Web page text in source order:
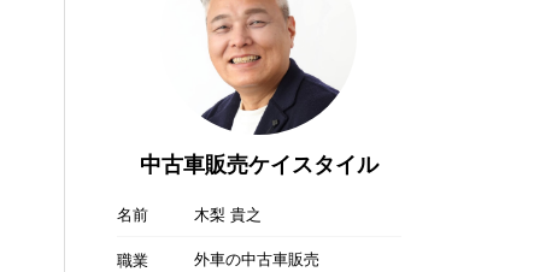
中古車販売ケイスタイル
名前
木梨 貴之
職業
外車の中古車販売